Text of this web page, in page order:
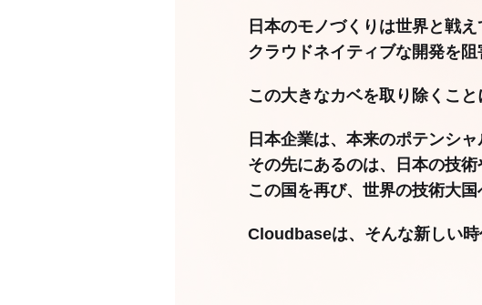
日本のモノづくりは世界と戦え
クラウドネイティブな開発を
この大きなカベを取り除くこと
日本企業は、本来のポテンシ
その先にあるのは、日本の技
この国を再び、世界の技術大国
Cloudbaseは、そんな新しい時